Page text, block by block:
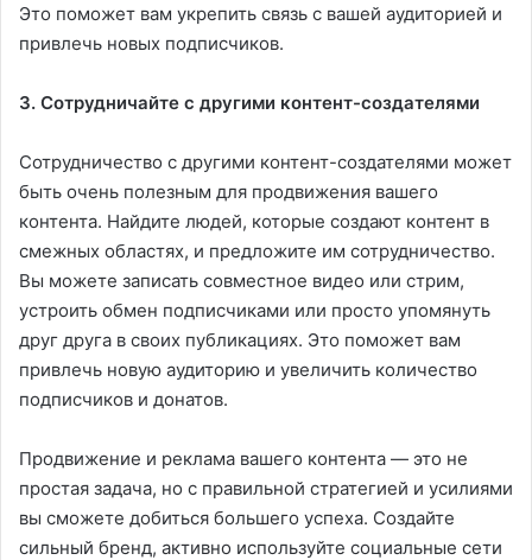
Это поможет вам укрепить связь с вашей аудиторией и
привлечь новых подписчиков.
3. Сотрудничайте с другими контент-создателями
Сотрудничество с другими контент-создателями может
быть очень полезным для продвижения вашего
контента. Найдите людей, которые создают контент в
смежных областях, и предложите им сотрудничество.
Вы можете записать совместное видео или стрим,
устроить обмен подписчиками или просто упомянуть
друг друга в своих публикациях. Это поможет вам
привлечь новую аудиторию и увеличить количество
подписчиков и донатов.
Продвижение и реклама вашего контента — это не
простая задача, но с правильной стратегией и усилиями
вы сможете добиться большего успеха. Создайте
сильный бренд, активно используйте социальные сети